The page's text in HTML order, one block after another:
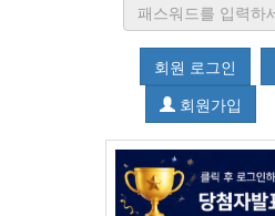
회원 로그인
회원가입